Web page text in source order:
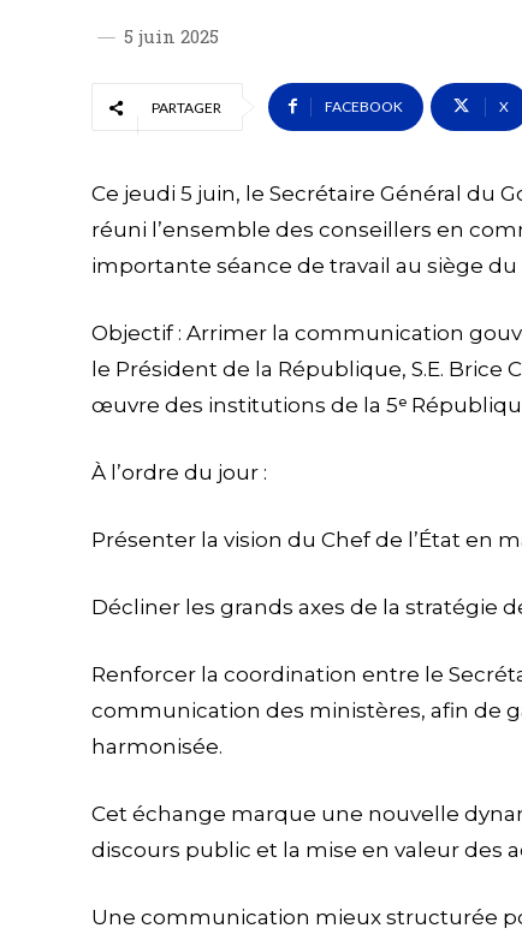
5 juin 2025
PARTAGER FACEBOOK X
Ce jeudi 5 juin, le Secrétaire Général du
réuni l’ensemble des conseillers en
importante séance de travail au siège du
Objectif : Arrimer la communication
le Président de la République, S.E.
œuvre des institutions de la 5ᵉ
À l’ordre du jour :
Présenter la vision du Chef de l’État en
Décliner les grands axes de la stratégie
Renforcer la coordination entre le
communication des ministères, afin de
harmonisée.
Cet échange marque une nouvelle
discours public et la mise en valeur des
Une communication mieux structurée